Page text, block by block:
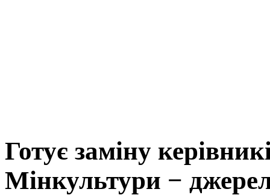
Готує заміну
Мінкультури −